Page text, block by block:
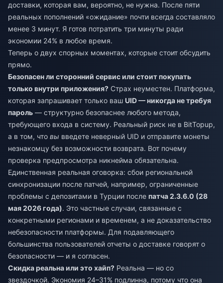
доставки, которая вам, вероятно, не нужна. После пяти
реальных пополнений «ожидание» почти всегда составляло
менее 3 минут. Я готов потратить три минуты ради
экономии 24% в любое время.
Теперь о двух спорных моментах, которые стоит обсудить
прямо.
Безопасен ли сторонний сервис или стоит покупать
только внутри приложения? Страх неуместен. Платформа,
которая запрашивает только ваш UID — никогда не требуя
пароль — структурно безопаснее любого метода,
требующего входа в систему. Реальный риск не в BitTopup,
а в том, что вы введете неверный UID и отправите монеты
незнакомцу без возможности возврата. Вот почему
проверка предпросмотра никнейма обязательна.
Единственная реальная оговорка: сбои региональной
синхронизации после патчей, например, ограниченные
проблемы с депозитами в Турции после патча 2.3.6.0 (28
мая 2026 года). Это частные случаи, связанные с
конкретными регионами и временем, а не доказательство
небезопасности платформы. Для подавляющего
большинства пользователей отчеты о доставке говорят о
безопасности — и я согласен.
Скидка реальна или это хайп? Реальна — но со
звездочкой. Экономия 24–31% подлинна, потому что она